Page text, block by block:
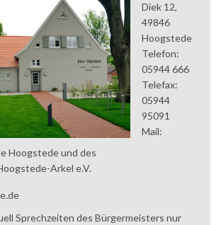
Hoogstede und des
Arkel e.V.
Diek 12,
49846
Hoogstede
Telefon:
05944 666
Telefax:
05944
95091
Mail:
Sprechzeiten des Bürgermeisters nur